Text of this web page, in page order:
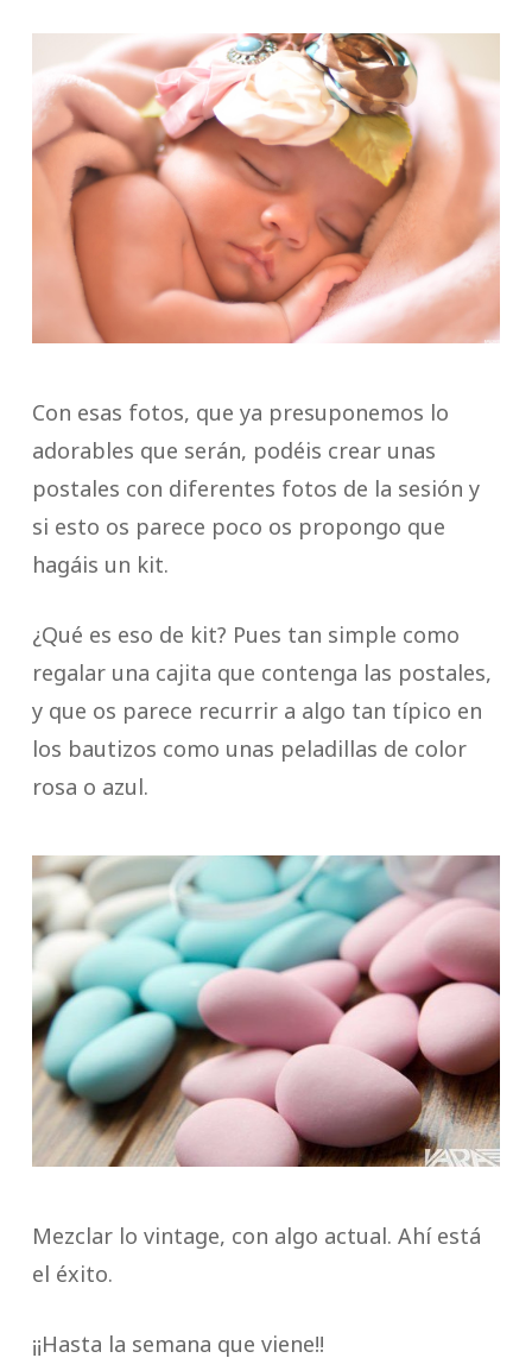
Con esas fotos, que ya presuponemos lo
adorables que serán, podéis crear unas
postales con diferentes fotos de la sesión y
si esto os parece poco os propongo que
hagáis un kit.
¿Qué es eso de kit? Pues tan simple como
regalar una cajita que contenga las postales,
y que os parece recurrir a algo tan típico en
los bautizos como unas peladillas de color
rosa o azul.
Mezclar lo vintage, con algo actual. Ahí está
el éxito.
¡¡Hasta la semana que viene!!